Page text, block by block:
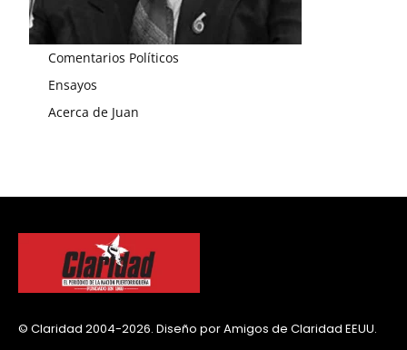
Comentarios Políticos
Ensayos
Acerca de Juan
© Claridad 2004-2026. Diseño por Amigos de Claridad EEUU.